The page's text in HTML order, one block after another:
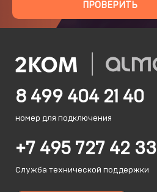
ПРОВЕРИТЬ
8 499 404 21 40
номер для подключения
+7 495 727 42 33
Служба технической поддержки